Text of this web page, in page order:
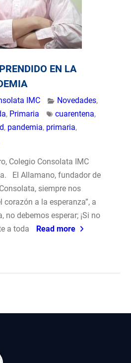
EN LA
IMC Novedades,
, Primaria cuarentena,
, pandemia, primaria,
Colegio Consolata IMC
El Allamano, fundador de
siempre nos
corazón a la esperanza”, a
no debemos esperar; ¡Si no
a toda
Read more